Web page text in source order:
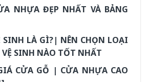
NHỰA ĐẸP NHẤT VÀ BẢNG
SINH LÀ GÌ?| NÊN CHỌN LOẠI
SINH NÀO TỐT NHẤT
CỬA GỖ | CỬA NHỰA CAO